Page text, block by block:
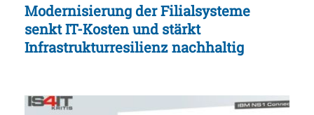
Modernisierung der Filialsysteme
senkt IT-Kosten und stärkt
Infrastrukturresilienz nachhaltig